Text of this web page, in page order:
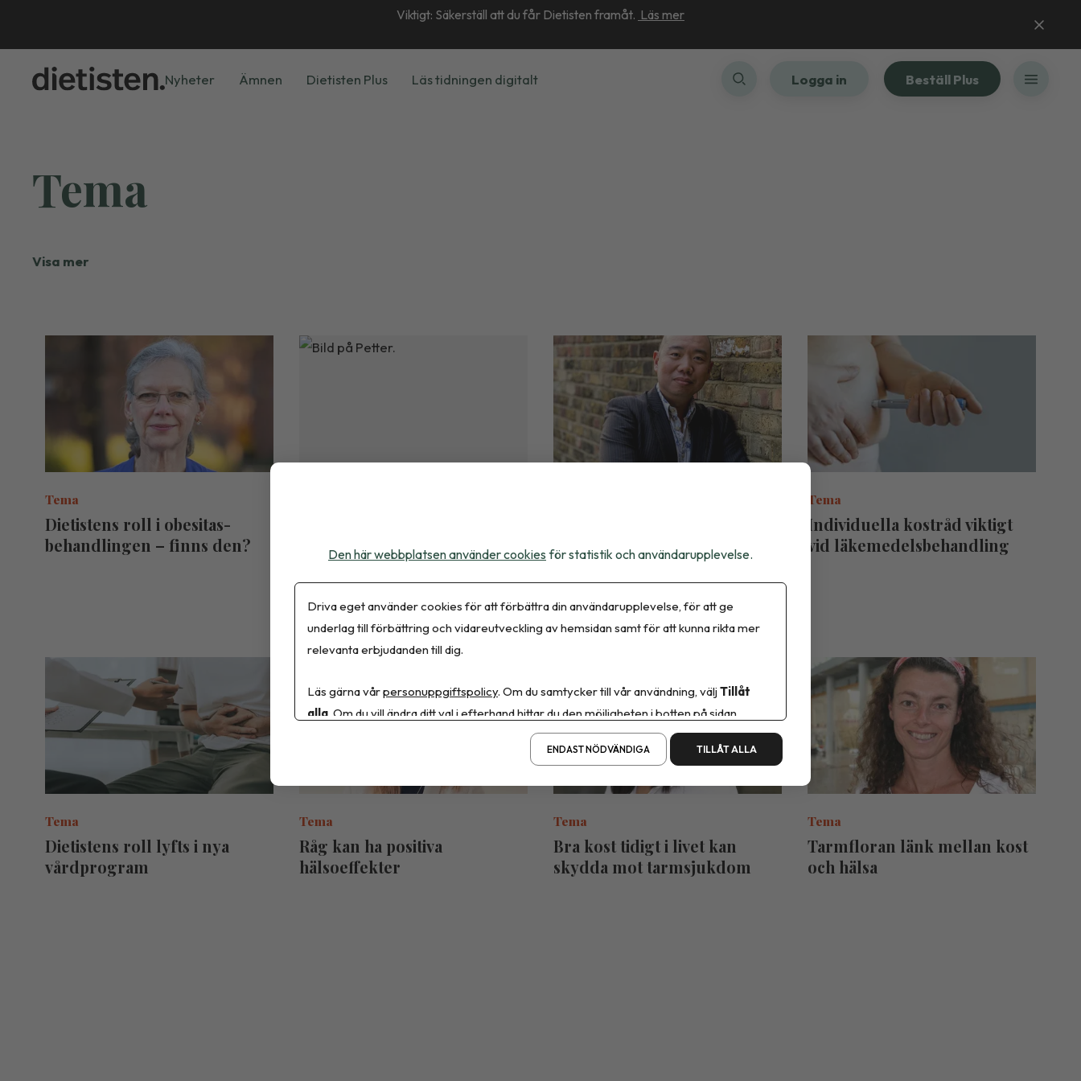
Viktigt: Säkerställ att du får Dietisten framåt. Läs mer
Nyheter Ämnen Dietisten Plus Läs tidningen digitalt Logga in Beställ Plus
Tema
Visa mer
Tema
Dietistens roll i obesitas­
behandlingen – finns den?
plats i primärvården
definition av obesitas"
Tema
Individuella kostråd viktigt
vid läkemedelsbehandling
Tema
Dietistens roll lyfts i nya
vårdprogram
Tema
Råg kan ha positiva
hälsoeffekter
Tema
Bra kost tidigt i livet kan
skydda mot tarmsjukdom
Tema
Tarmfloran länk mellan kost
och hälsa
Den här webbplatsen använder cookies för statistik och användarupplevelse.
Driva eget använder cookies för att förbättra din användarupplevelse, för att ge
underlag till förbättring och vidareutveckling av hemsidan samt för att kunna rikta mer
relevanta erbjudanden till dig.
Läs gärna vårpersonuppgiftspolicy. Om du samtycker till vår användning, väljTillåt
alla . Om du vill ändra ditt val i efterhand hittar du den möjligheten i botten på sidan.
ENDAST NÖDVÄNDIGA TILLÅT ALLA